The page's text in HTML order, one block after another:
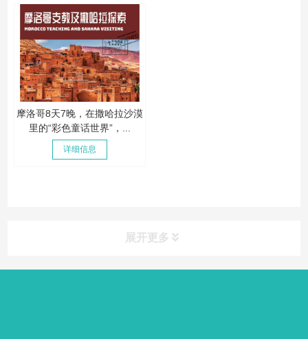
摩洛哥8天7晚，在撒哈拉沙漠
里的“彩色童话世界”，...
详细信息
展开更多